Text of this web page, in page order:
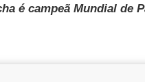
é campeã Mundial de